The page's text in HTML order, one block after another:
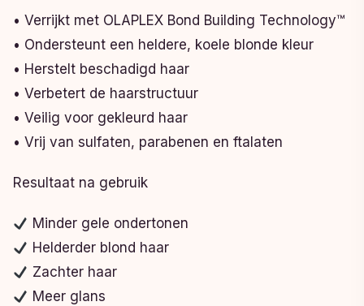
• Verrijkt met OLAPLEX Bond Building Technology™
• Ondersteunt een heldere, koele blonde kleur
• Herstelt beschadigd haar
• Verbetert de haarstructuur
• Veilig voor gekleurd haar
• Vrij van sulfaten, parabenen en ftalaten
Resultaat na gebruik
Minder gele ondertonen
Helderder blond haar
Zachter haar
Meer glans